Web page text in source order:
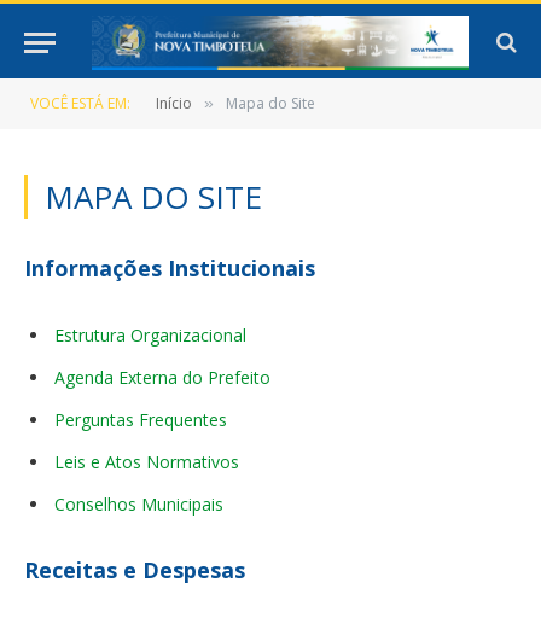
VOCÊ ESTÁ EM: Início » Mapa do Site
MAPA DO SITE
Informações Institucionais
Estrutura Organizacional
Agenda Externa do Prefeito
Perguntas Frequentes
Leis e Atos Normativos
Conselhos Municipais
Receitas e Despesas